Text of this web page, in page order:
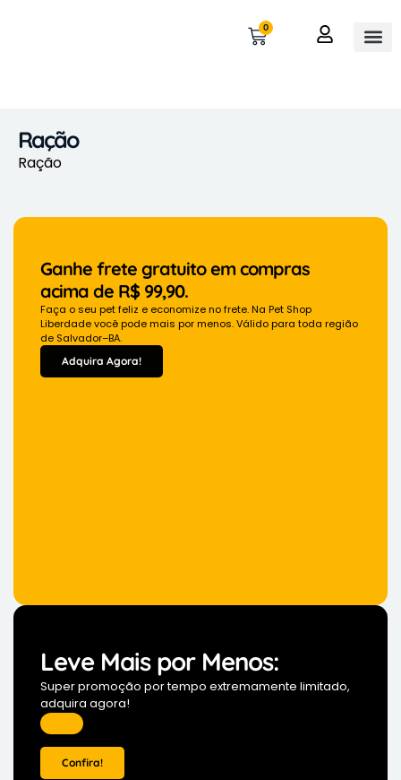
0
Ração
Ração
Ganhe frete gratuito em compras
acima de R$ 99,90.
Faça o seu pet feliz e economize no frete. Na Pet Shop
Liberdade você pode mais por menos. Válido para toda região
de Salvador–BA.
Adquira Agora!
Leve Mais por Menos:
Super promoção por tempo extremamente limitado,
adquira agora!
Confira!